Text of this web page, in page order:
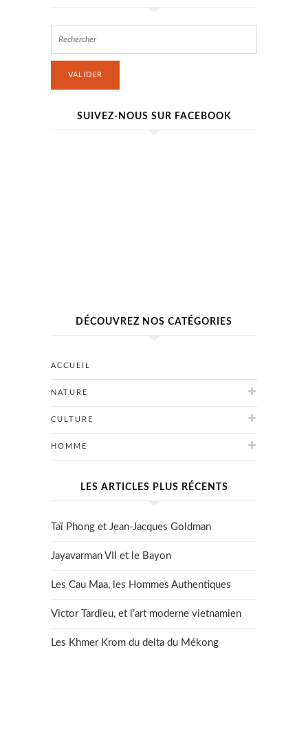
VALIDER
SUIVEZ-NOUS SUR FACEBOOK
DÉCOUVREZ NOS CATÉGORIES
ACCUEIL
NATURE
CULTURE
HOMME
LES ARTICLES PLUS RÉCENTS
Taï Phong et Jean-Jacques Goldman
Jayavarman VII et le Bayon
Les Cau Maa, les Hommes Authentiques
Victor Tardieu, et l’art moderne vietnamien
Les Khmer Krom du delta du Mékong